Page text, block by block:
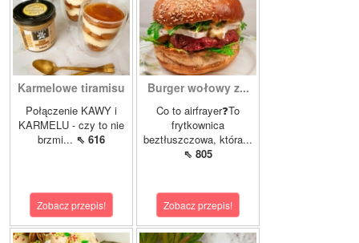
Karmelowe tiramisu
Połączenie KAWY i
KARMELU - czy to nie
brzmi... ⇖ 616
Zobacz przepis!
Burger wołowy z...
Co to airfrayer❓To
frytkownica
beztłuszczowa, która...
⇖ 805
Zobacz przepis!